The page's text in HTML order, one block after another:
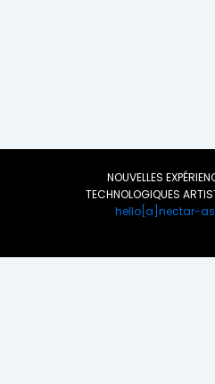
NOUVELLES
TECHNOLOGIQUES
hello[a]nectar-